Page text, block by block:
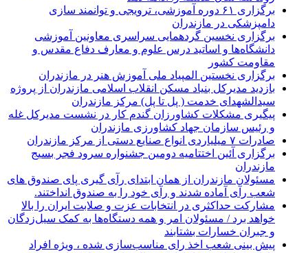
برگزاری ۶۱ دوره آموزشی، ترویجی و توانمند سازی
دامپزشکی در مازندران
برگزاری نخسین گردهمایی سراسری معاونین آموزشی
دانشگاه‌ها و اساتید درس علوم و معارف دفاع مقدس و
مقاومت کشور
برگزاری نخستین المپیاد ملی آموزش هنر در مازندران
بازدید مدیرکل بنیاد مسکن انقلاب اسلامی مازندران از پروژه
سیدالشهدای خدمت ( پل تا پل) مرکز مازندران
پیگیری مشکلات کشاورزان گندم کار در نشست مدیرکل غله
و رئیس سازمان جهاد کشاورزی مازندران
صادرات ۷ میلیاردی انواع صنایع دستی از مرکز مازندران
برگزاری آئین اختتامیه دومین جشنواره سرود فجر بسیج
مازندران
مسئولان مازندران از همان ابتدای رآی گیری پای صندوق های
شعب رآی آماده شدند و رآی خود را به صندوق انداختند.
مشارکت حداکثری در انتخابات عزت و صلابت ایران را بالا
خواهد برد / مسئولان امر و همه دستگاه‌ها به کمک سیل‌زدگان
و جبران خسارات بشتابند
پیش بینی شعب اخذ رای مناسب‌سازی شده ، ویژه افراد